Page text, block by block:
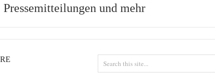
und mehr